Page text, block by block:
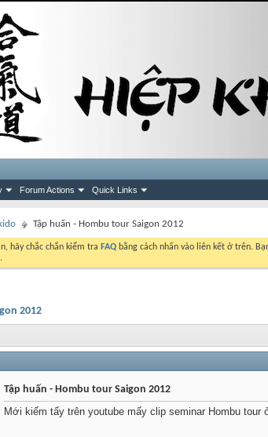
Forum Actions Quick Links
Tập huấn - Hombu tour Saigon 2012
hãy chắc chắn kiểm tra FAQ bằng cách nhấn vào liên kết ở trên.
2012
Tập huấn - Hombu tour Saigon 2012
Mới kiếm tấy trên youtube mấy clip seminar Hombu